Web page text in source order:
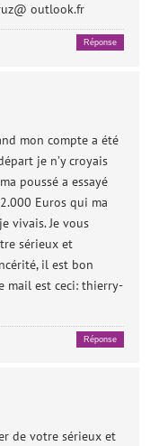
outlook.fr
Réponse
mon compte a été
je n’y croyais
poussé a essayé
Euros qui ma
vivais. Je vous
sérieux et
il est bon
mail est ceci: thierry-
Réponse
de votre sérieux et